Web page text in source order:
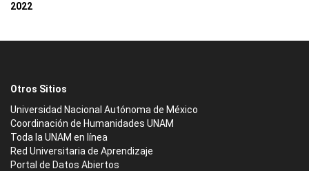
2022
Otros Sitios
Universidad Nacional Autónoma de México
Coordinación de Humanidades UNAM
Toda la UNAM en línea
Red Universitaria de Aprendizaje
Portal de Datos Abiertos